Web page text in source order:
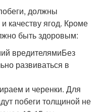
должны
качеству ягод. Кроме
быть здоровым:
вредителямиБез
развиваться в
и черенки. Для
побеги толщиной не